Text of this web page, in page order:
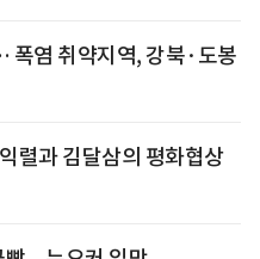
염 취약지역, 강북·도봉
렬과 김달삼의 평화협상